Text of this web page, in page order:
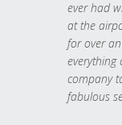
ever had
at the
for over
everything
company
fabulous